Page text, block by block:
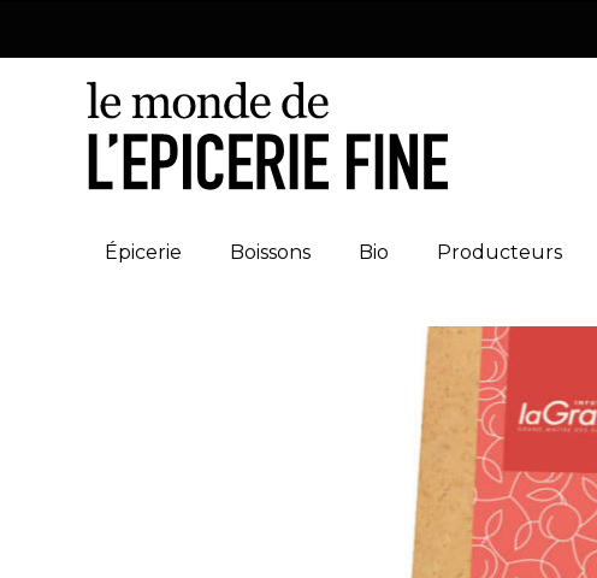
Épicerie Boissons Bio Producteurs